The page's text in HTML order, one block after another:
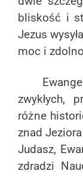
bliskość i
Jezus
moc i
zwykłych,
różne
znad
Judasz,
zdradzi